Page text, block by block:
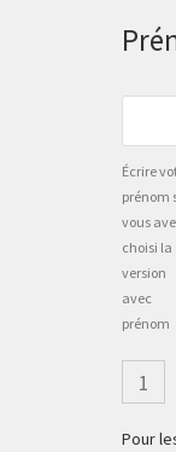
Écrire
prénom
vous
choisi la
version
avec
prénom
Pour